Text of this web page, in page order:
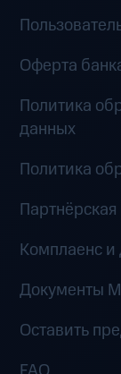
Оферта
Политика
данных
Политика
Комплаенс и
Документы
Оставить